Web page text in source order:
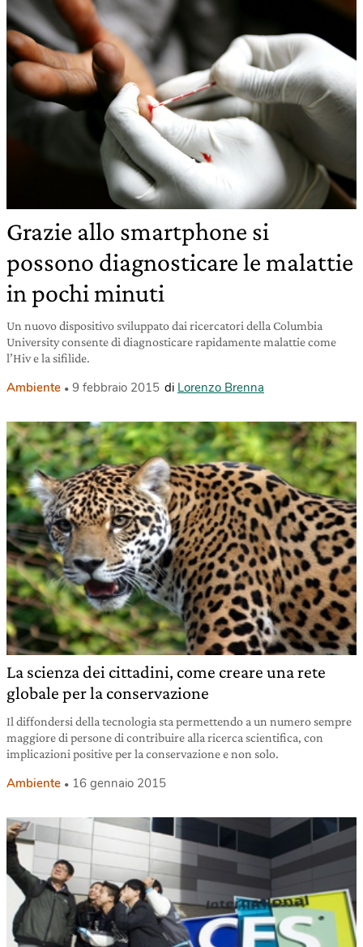
Grazie allo smartphone si
possono diagnosticare le malattie
in pochi minuti
Un nuovo dispositivo sviluppato dai ricercatori della Columbia
University consente di diagnosticare rapidamente malattie come
l’Hiv e la sifilide.
Ambiente 9 febbraio 2015 di Lorenzo Brenna
La scienza dei cittadini, come creare una rete
globale per la conservazione
Il diffondersi della tecnologia sta permettendo a un numero sempre
maggiore di persone di contribuire alla ricerca scientifica, con
implicazioni positive per la conservazione e non solo.
Ambiente 16 gennaio 2015